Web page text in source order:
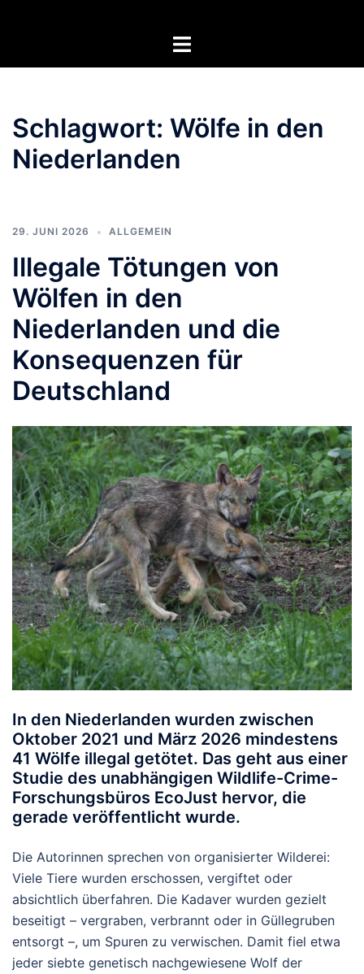
Menü
Schlagwort: Wölfe in den
Niederlanden
29. JUNI 2026 ALLGEMEIN
Illegale Tötungen von
Wölfen in den
Niederlanden und die
Konsequenzen für
Deutschland
In den Niederlanden wurden zwischen
Oktober 2021 und März 2026 mindestens
41 Wölfe illegal getötet. Das geht aus einer
Studie des unabhängigen Wildlife-Crime-
Forschungsbüros EcoJust hervor, die
gerade veröffentlicht wurde.
Die Autorinnen sprechen von organisierter Wilderei:
Viele Tiere wurden erschossen, vergiftet oder
absichtlich überfahren. Die Kadaver wurden gezielt
beseitigt – vergraben, verbrannt oder in Güllegruben
entsorgt –, um Spuren zu verwischen. Damit fiel etwa
jeder siebte genetisch nachgewiesene Wolf der